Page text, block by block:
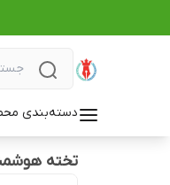
دسته‌بندی
تخته